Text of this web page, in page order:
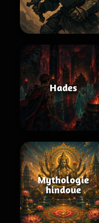
Hades
Mythologie
hindoue